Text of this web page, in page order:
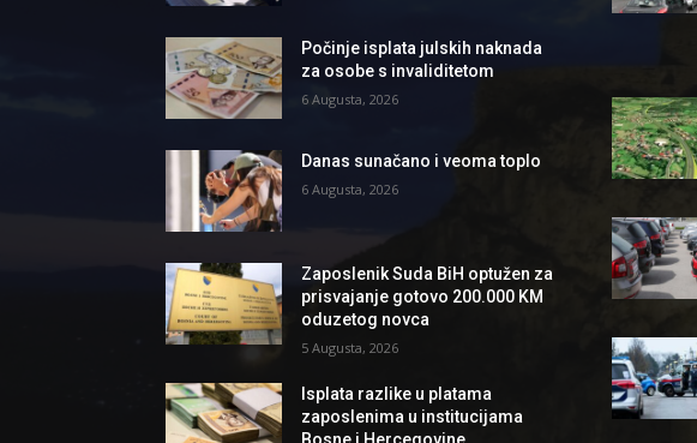
Počinje isplata julskih naknada
za osobe s invaliditetom
6 Augusta, 2026
Danas sunačano i veoma toplo
6 Augusta, 2026
Zaposlenik Suda BiH optužen za
prisvajanje gotovo 200.000 KM
oduzetog novca
5 Augusta, 2026
Isplata razlike u platama
zaposlenima u institucijama